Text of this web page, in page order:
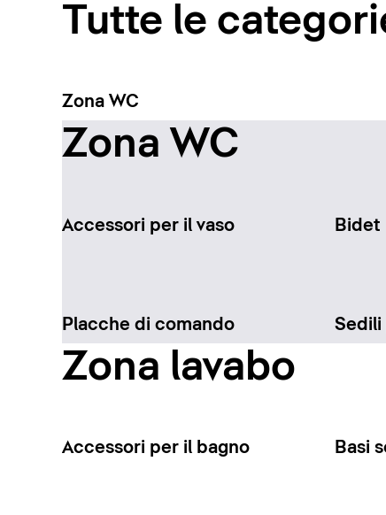
Tutte le
Zona WC
Zona WC
Accessori per il vaso Bidet
Placche di comando Sedili
Zona lavabo
Accessori per il bagno Basi